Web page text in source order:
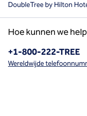
DoubleTree by Hilton
Hoe kunnen we
Telefoon:
+1-800-222-TREE
Wereldwijde